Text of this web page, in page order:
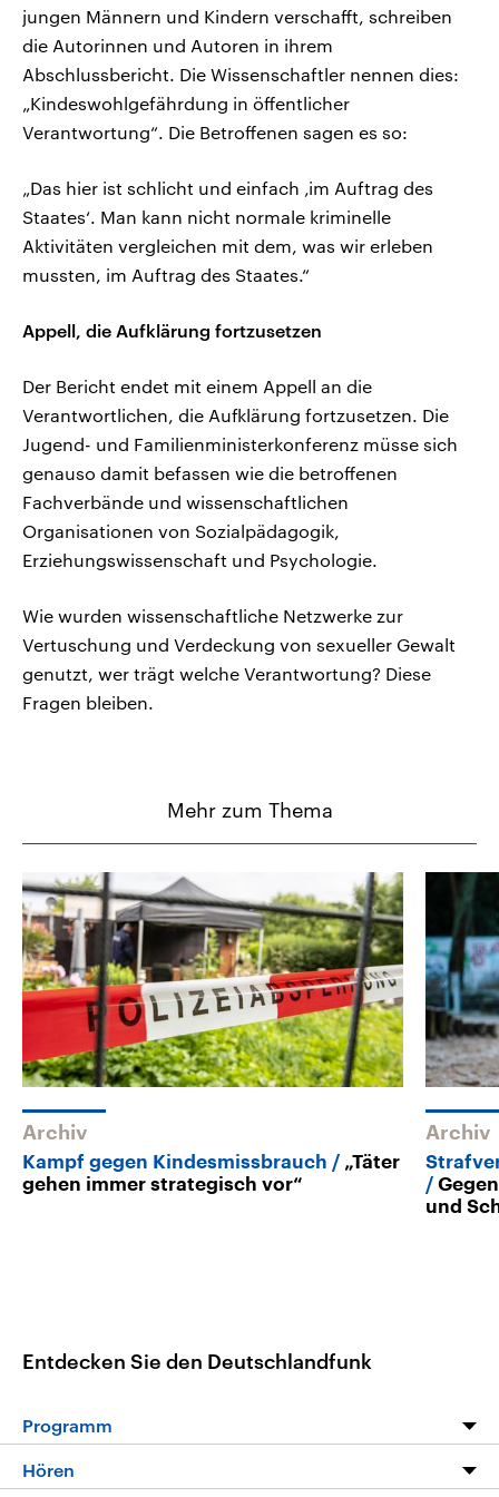
jungen Männern und Kindern verschafft, schreiben
die Autorinnen und Autoren in ihrem
Abschlussbericht. Die Wissenschaftler nennen dies:
„Kindeswohlgefährdung in öffentlicher
Verantwortung“. Die Betroffenen sagen es so:
„Das hier ist schlicht und einfach ‚im Auftrag des
Staates‘. Man kann nicht normale kriminelle
Aktivitäten vergleichen mit dem, was wir erleben
mussten, im Auftrag des Staates.“
Appell, die Aufklärung fortzusetzen
Der Bericht endet mit einem Appell an die
Verantwortlichen, die Aufklärung fortzusetzen. Die
Jugend- und Familienministerkonferenz müsse sich
genauso damit befassen wie die betroffenen
Fachverbände und wissenschaftlichen
Organisationen von Sozialpädagogik,
Erziehungswissenschaft und Psychologie.
Wie wurden wissenschaftliche Netzwerke zur
Vertuschung und Verdeckung von sexueller Gewalt
genutzt, wer trägt welche Verantwortung? Diese
Fragen bleiben.
Mehr zum Thema
Archiv
Kampf gegen Kindesmissbrauch
„Täter
gehen immer strategisch vor“
Archiv
und
Entdecken Sie den Deutschlandfunk
Programm
Programm
Hören